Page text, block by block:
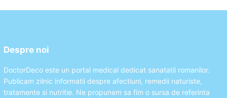
Despre noi
DoctorDeco este un portal medical dedicat sanatatii romanilor.
Publicam zilnic informatii despre afectiuni, remedii naturiste,
tratamente si nutritie. Ne propunem sa fim o sursa de referinta